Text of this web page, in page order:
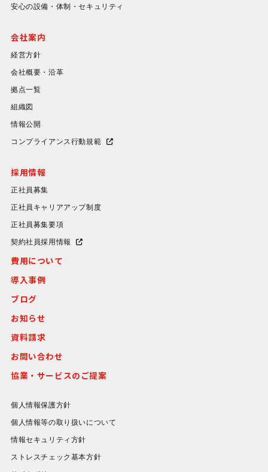
安心の設備・体制・セキュリティ
会社案内
経営方針
会社概要・沿革
拠点一覧
組織図
情報公開
コンプライアンス行動規範
採用情報
正社員募集
正社員キャリアアップ制度
正社員募集要項
契約社員採用情報
費用について
導入事例
ブログ
お知らせ
資料請求
お問い合わせ
協業・サービスのご提案
個人情報保護方針
個人情報等の取り扱いについて
情報セキュリティ方針
ストレスチェック基本方針